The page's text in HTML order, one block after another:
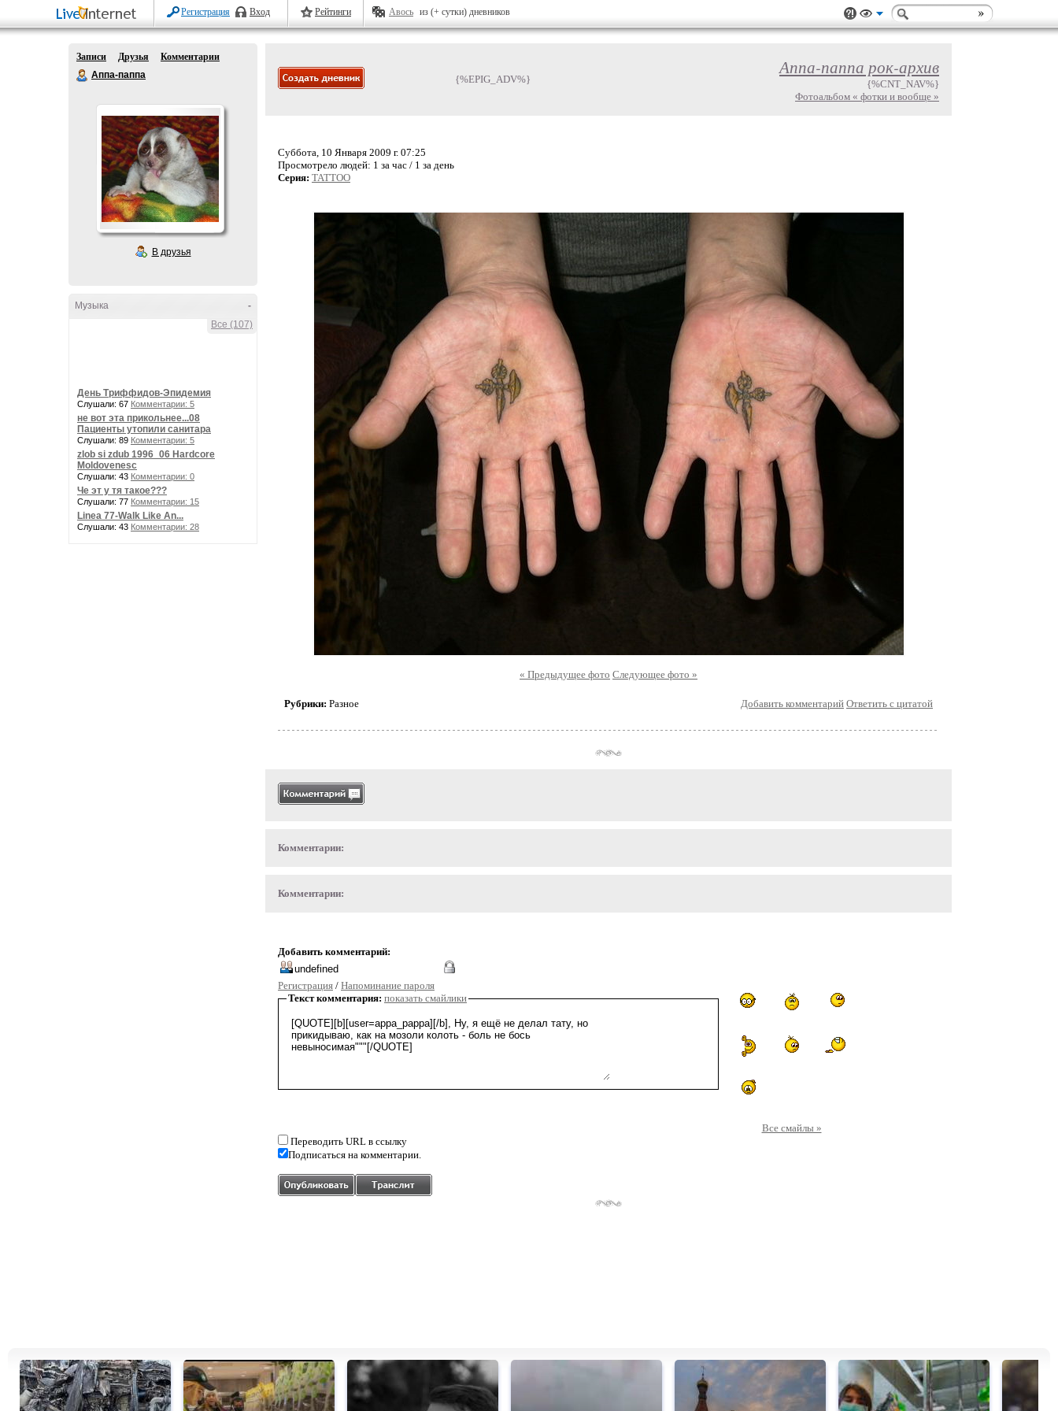
Регистрация Вход Рейтинги Авось из (+ сутки) дневников
Записи Друзья
Комментарии
Аппа-паппа
В друзья
-
Музыка
Все (107)
День Триффидов-Эпидемия
Слушали: 67 Комментарии: 5
не вот эта прикольнее...08
Пациенты утопили санитара
Слушали: 89 Комментарии: 5
zlob si zdub 1996_06 Hardcore
Moldovenesc
Слушали: 43 Комментарии: 0
Че эт у тя такое???
Слушали: 77 Комментарии: 15
Linea 77-Walk Like An...
Слушали: 43 Комментарии: 28
{%EPIG_ADV%}
Аппа-паппа рок-архив
{%CNT_NAV%}
Фотоальбом « фотки и вообще »
Суббота, 10 Января 2009 г. 07:25
Просмотрело людей: 1 за час / 1 за день
Серия: TATTOO
« Предыдущее фото Следующее фото »
Рубрики: Разное Добавить комментарий Ответить с цитатой
Комментарии:
Комментарии:
Добавить комментарий:
Регистрация / Напоминание пароля
Текст комментария: показать смайлики
Все смайлы »
Переводить URL в ссылку
Подписаться на комментарии.